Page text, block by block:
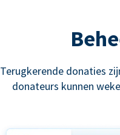
Terugkerende donaties
donateurs kunnen